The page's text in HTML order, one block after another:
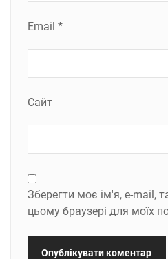
Email *
Сайт
Зберегти моє ім'я, e-mail,
цьому браузері для моїх